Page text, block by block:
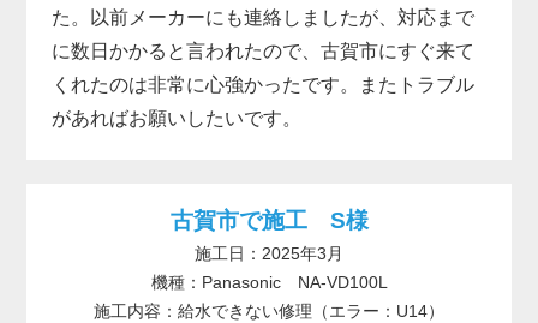
た。以前メーカーにも連絡しましたが、対応まで
に数日かかると言われたので、古賀市にすぐ来て
くれたのは非常に心強かったです。またトラブル
があればお願いしたいです。
古賀市で施工 S様
施工日：2025年3月
機種：Panasonic NA-VD100L
施工内容：給水できない修理（エラー：U14）